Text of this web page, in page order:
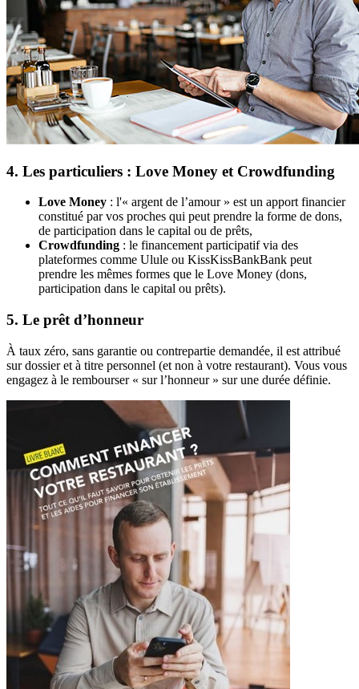
4. Les particuliers : Love Money et Crowdfunding
Love Money : l'« argent de l’amour » est un apport financier
constitué par vos proches qui peut prendre la forme de dons,
de participation dans le capital ou de prêts,
Crowdfunding : le financement participatif via des
plateformes comme Ulule ou KissKissBankBank peut
prendre les mêmes formes que le Love Money (dons,
participation dans le capital ou prêts).
5. Le prêt d’honneur
À taux zéro, sans garantie ou contrepartie demandée, il est attribué
sur dossier et à titre personnel (et non à votre restaurant). Vous vous
engagez à le rembourser « sur l’honneur » sur une durée définie.